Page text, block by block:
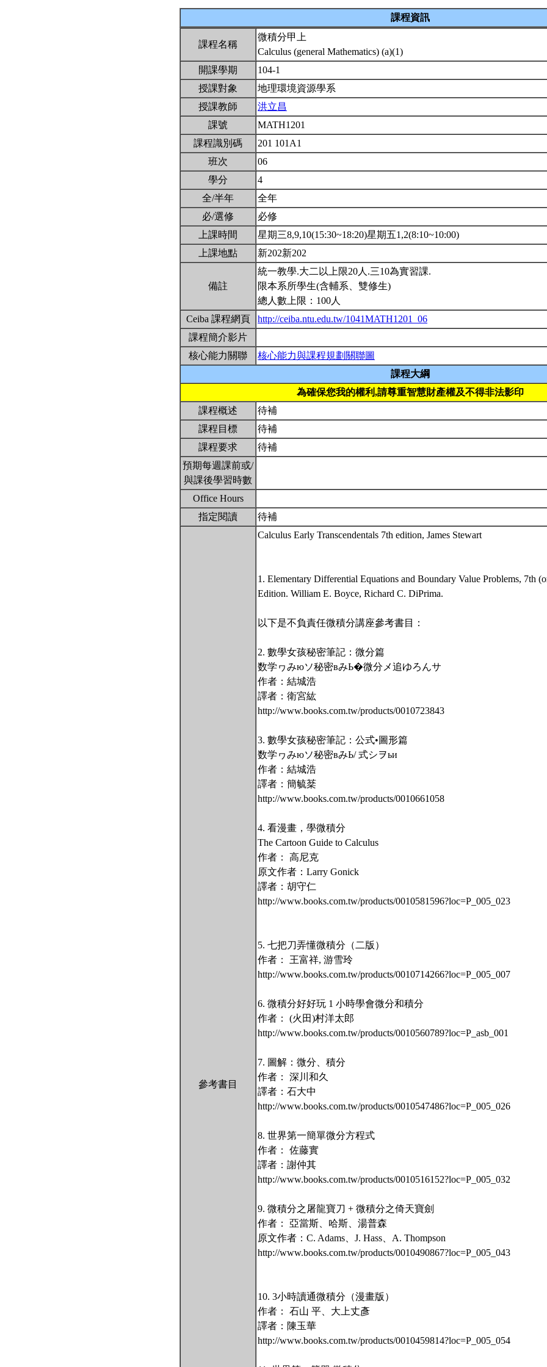
課程資訊
課程名稱
微積分甲上
Calculus (general Mathematics) (a)(1)
開課學期
104-1
授課對象
地理環境資源學系
授課教師
洪立昌
課號
MATH1201
課程識別碼
201 101A1
班次
06
學分
4
全/半年
全年
必/選修
必修
上課時間
星期三8,9,10(15:30~18:20)星期五1,2(8:10~10:00)
上課地點
新202新202
備註
統一教學.大二以上限20人.三10為實習課.
限本系所學生(含輔系、雙修生)
總人數上限：100人
Ceiba 課程網頁
http://ceiba.ntu.edu.tw/1041MATH1201_06
課程簡介影片
核心能力關聯
核心能力與課程規劃關聯圖
課程大綱
為確保您我的權利,請尊重智慧財產權及不得非法影印
課程概述
待補
課程目標
待補
課程要求
待補
預期每週課前或/
與課後學習時數
Office Hours
指定閱讀
待補
參考書目
Calculus Early Transcendentals 7th edition, James Stewart
1. Elementary Differential Equations and Boundary Value Problems, 7th
Edition. William E. Boyce, Richard C. DiPrima.
以下是不負責任微積分講座參考書目：
2. 數學女孩秘密筆記：微分篇
数学ヮみюソ秘密вみЬ�微分メ追ゆろんサ
作者：結城浩
譯者：衛宮紘
http://www.books.com.tw/products/0010723843
3. 數學女孩秘密筆記：公式•圖形篇
数学ヮみюソ秘密вみЬ/ 式シヲьи
作者：結城浩
譯者：簡毓棻
http://www.books.com.tw/products/0010661058
4. 看漫畫，學微積分
The Cartoon Guide to Calculus
作者： 高尼克
原文作者：Larry Gonick
譯者：胡守仁
http://www.books.com.tw/products/0010581596?loc=P_005_023
5. 七把刀弄懂微積分（二版）
作者： 王富祥, 游雪玲
http://www.books.com.tw/products/0010714266?loc=P_005_007
6. 微積分好好玩 1 小時學會微分和積分
作者： (火田)村洋太郎
http://www.books.com.tw/products/0010560789?loc=P_asb_001
7. 圖解：微分、積分
作者： 深川和久
譯者：石大中
http://www.books.com.tw/products/0010547486?loc=P_005_026
8. 世界第一簡單微分方程式
作者： 佐藤實
譯者：謝仲其
http://www.books.com.tw/products/0010516152?loc=P_005_032
9. 微積分之屠龍寶刀 + 微積分之倚天寶劍
作者： 亞當斯、哈斯、湯普森
原文作者：C. Adams、J. Hass、A. Thompson
http://www.books.com.tw/products/0010490867?loc=P_005_043
10. 3小時讀通微積分（漫畫版）
作者： 石山 平、大上丈彥
譯者：陳玉華
http://www.books.com.tw/products/0010459814?loc=P_005_054